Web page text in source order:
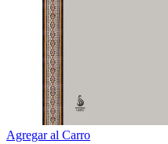
Agregar al Carro